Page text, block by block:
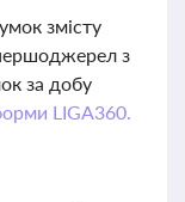
змісту
з
за добу
LIGA360.